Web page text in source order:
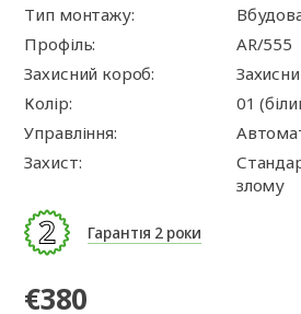
Тип монтажу:
Профіль:
AR/555
Захисний короб:
Колір:
01
Управління:
Захист:
злому
Гарантія 2 роки
€380